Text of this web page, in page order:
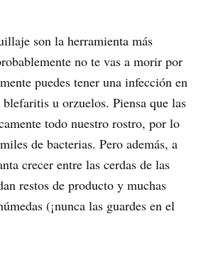
son la herramienta más
no te vas a morir por
puedes tener una infección en
u orzuelos. Piensa que las
todo nuestro rostro, por lo
de bacterias. Pero además, a
crecer entre las cerdas de las
restos de producto y muchas
(¡nunca las guardes en el